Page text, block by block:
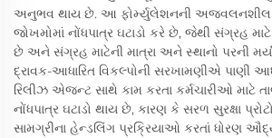
અનુભવ થાય છે. આ ફોર્મ્યુલેશનની અજ્વલનશીલ
જોખમોમાં નોંધપાત્ર ઘટાડો કરે છે, જેથી સંગ્રહ
છે અને સંગ્રહ માટેની માત્રા અને સ્થાનો પરની
દ્રાવક-આધારિત વિકલ્પોની સરખામણીએ પાણી
રિલીઝ એજન્ટ સાથે કામ કરતા કર્મચારીઓ માટે
નોંધપાત્ર ઘટાડો થાય છે, કારણ કે સરળ સુરક્ષા
સામગ્રીના હેન્ડલિંગ પ્રક્રિયાઓ કરતાં ધોરણ